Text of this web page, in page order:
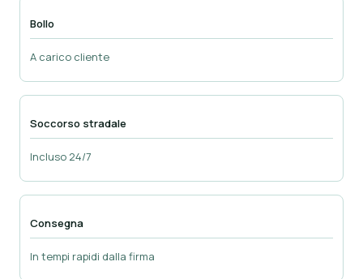
Bollo
A carico cliente
Soccorso stradale
Incluso 24/7
Consegna
In tempi rapidi dalla firma